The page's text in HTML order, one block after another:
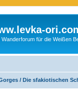
Wanderforum für die Weißen
/ Die sfakiotischen